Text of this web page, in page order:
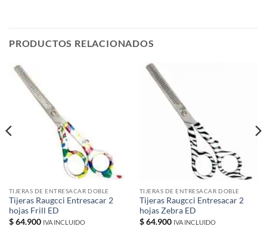
PRODUCTOS RELACIONADOS
TIJERAS DE ENTRESACAR DOBLE
Tijeras Raugcci Entresacar 2
hojas Frill ED
$64.900 IVA INCLUIDO
TIJERAS DE ENTRESACAR DOBLE
Tijeras Raugcci Entresacar 2
hojas Zebra ED
$64.900 IVA INCLUIDO